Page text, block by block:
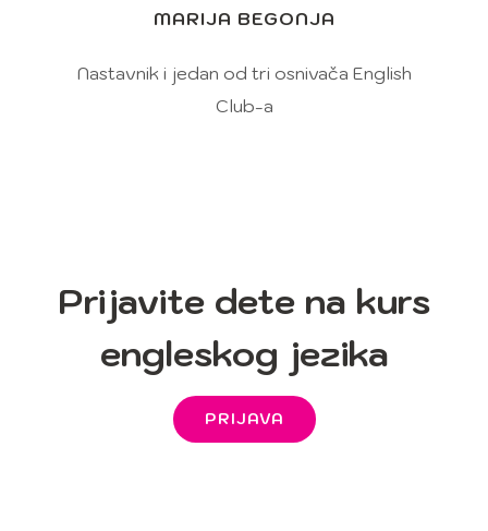
MARIJA BEGONJA
Nastavnik i jedan od tri osnivača English
Club-a
Prijavite dete na kurs
engleskog jezika
PRIJAVA